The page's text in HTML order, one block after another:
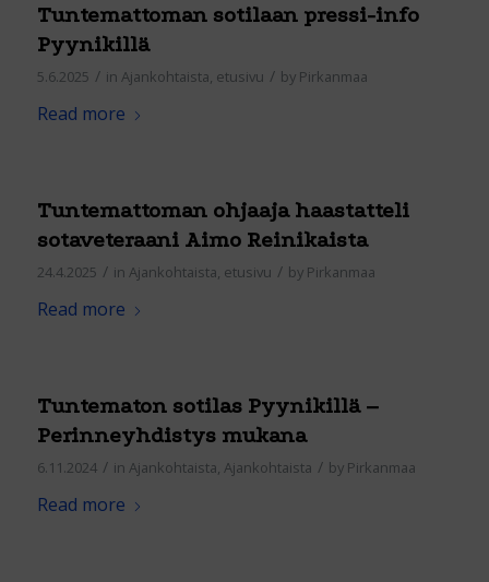
Tuntemattoman sotilaan pressi-info
Pyynikillä
5.6.2025 / in Ajankohtaista, etusivu / by Pirkanmaa
Read more
Tuntemattoman ohjaaja haastatteli
sotaveteraani Aimo Reinikaista
24.4.2025 / in Ajankohtaista, etusivu / by Pirkanmaa
Read more
Tuntematon sotilas Pyynikillä –
Perinneyhdistys mukana
6.11.2024 / in Ajankohtaista, Ajankohtaista / by Pirkanmaa
Read more